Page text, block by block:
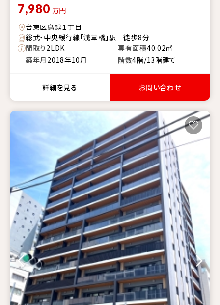
7,980 万円
台東区鳥越１丁目
総武・中央緩行線「浅草橋」駅 徒歩8分
間取り2LDK 専有面積40.02㎡
築年月 2018年10月 階数4階/13階建て
詳細を見る お問い合わせ